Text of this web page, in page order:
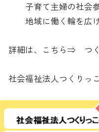
子育て主婦の社会参
地域に働く輪を広げ
詳細は、こちら⇒ つ
社会福祉法人つくりっ